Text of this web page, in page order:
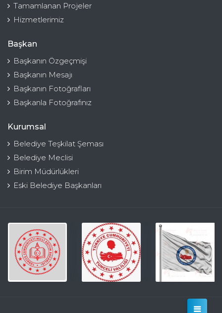
Tamamlanan Projeler
Hizmetlerimiz
Başkan
Başkanın Özgeçmişi
Başkanın Mesajı
Başkanın Fotoğrafları
Başkanla Fotoğrafınız
Kurumsal
Belediye Teşkilat Şeması
Belediye Meclisi
Birim Müdürlükleri
Eski Belediye Başkanları